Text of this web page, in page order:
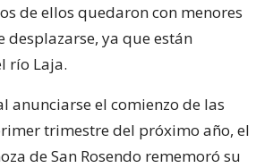
de ellos quedaron con menores
ya que están
río Laja.
anunciarse el comienzo de las
trimestre del próximo año, el
de San Rosendo rememoró su